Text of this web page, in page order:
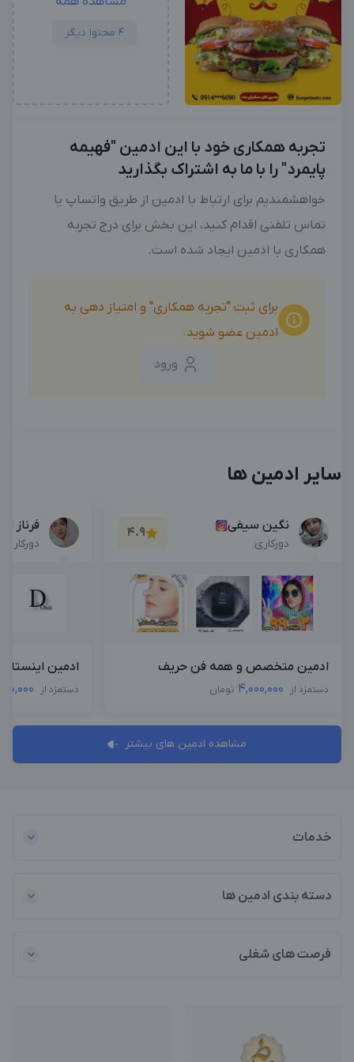
4 محتوا دیگر
تجربه همکاری خود با این ادمین "فهیمه
پایمرد" را با ما به اشتراک بگذارید
خواهشمندیم برای ارتباط با ادمین از طریق واتساپ یا
تماس تلفنی اقدام کنید، این بخش برای درج تجربه
همکاری با ادمین ایجاد شده است.
برای ثبت "تجربه همکاری" و امتیاز دهی به
ادمین عضو شوید.
ورود
سایر ادمین ها
نگین سیفی
دورکاری
4.9
ادمین متخصص و همه فن حریف
دستمزد از 4,000,000 تومان
فرناز
دورکاری
ادمین
دستمزد از
مشاهده ادمین های بیشتر
خدمات
دسته بندی ادمین ها
فرصت های شغلی